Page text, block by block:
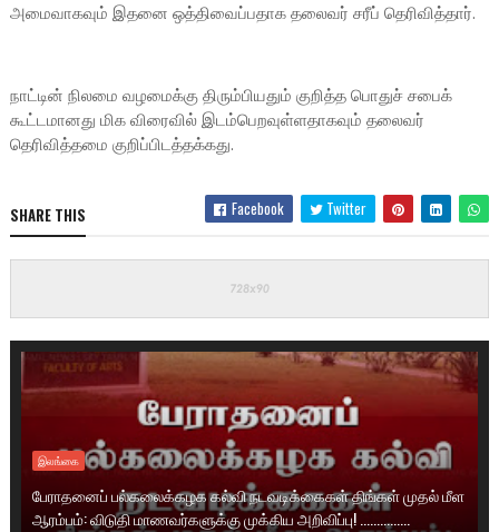
அமைவாகவும் இதனை ஒத்திவைப்பதாக தலைவர் சரீப் தெரிவித்தார்.
நாட்டின் நிலமை வழமைக்கு திரும்பியதும் குறித்த பொதுச் சபைக்
கூட்டமானது மிக விரைவில் இடம்பெறவுள்ளதாகவும் தலைவர்
தெரிவித்தமை குறிப்பிடத்தக்கது.
SHARE THIS Facebook Twitter
இலங்கை
பேராதனைப் பல்கலைக்கழக கல்வி நடவடிக்கைகள் திங்கள் முதல் மீள
ஆரம்பம்: விடுதி மாணவர்களுக்கு முக்கிய அறிவிப்பு! ...............